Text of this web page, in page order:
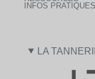
INFOS PRATIQUES
LA